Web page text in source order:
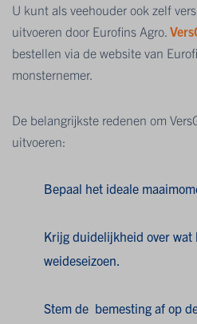
U kunt als veehouder ook zelf
uitvoeren door Eurofins Agro.
bestellen via de website van
monsternemer.
De belangrijkste redenen om
uitvoeren:
Bepaal het ideale
Krijg duidelijkheid over
weideseizoen.
Stem de bemesting af op